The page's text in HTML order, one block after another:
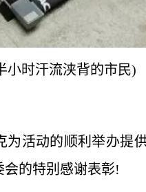
小时汗流浃背的市民)
为活动的顺利举办提
的特别感谢表彰!